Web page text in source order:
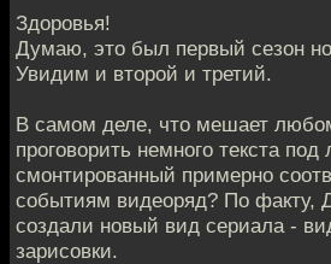
Здоровья!
Думаю, это был первый сезон
Увидим и второй и третий.
В самом деле, что мешает
проговорить немного текста под
смонтированный примерно
событиям видеоряд? По
создали новый вид сериала -
зарисовки.